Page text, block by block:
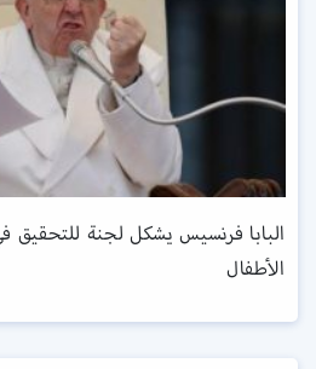
البابا فرنسيس يشكل لجنة للتحقيق
الأطفال